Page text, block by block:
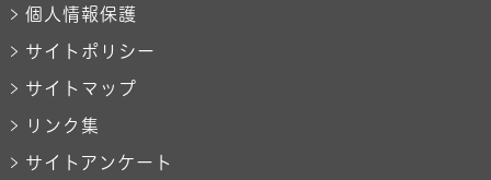
個人情報保護
サイトポリシー
サイトマップ
リンク集
サイトアンケート